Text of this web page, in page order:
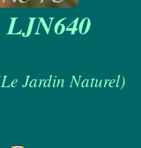
Jardin Naturel)